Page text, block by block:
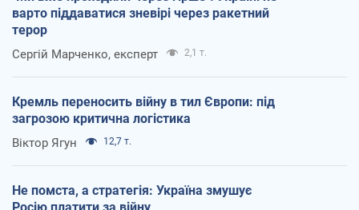
варто піддаватися зневірі через ракетний
терор
Сергій Марченко, експерт 2,1 т.
Кремль переносить війну в тил Європи: під
загрозою критична логістика
Віктор Ягун 12,7 т.
Не помста, а стратегія: Україна змушує